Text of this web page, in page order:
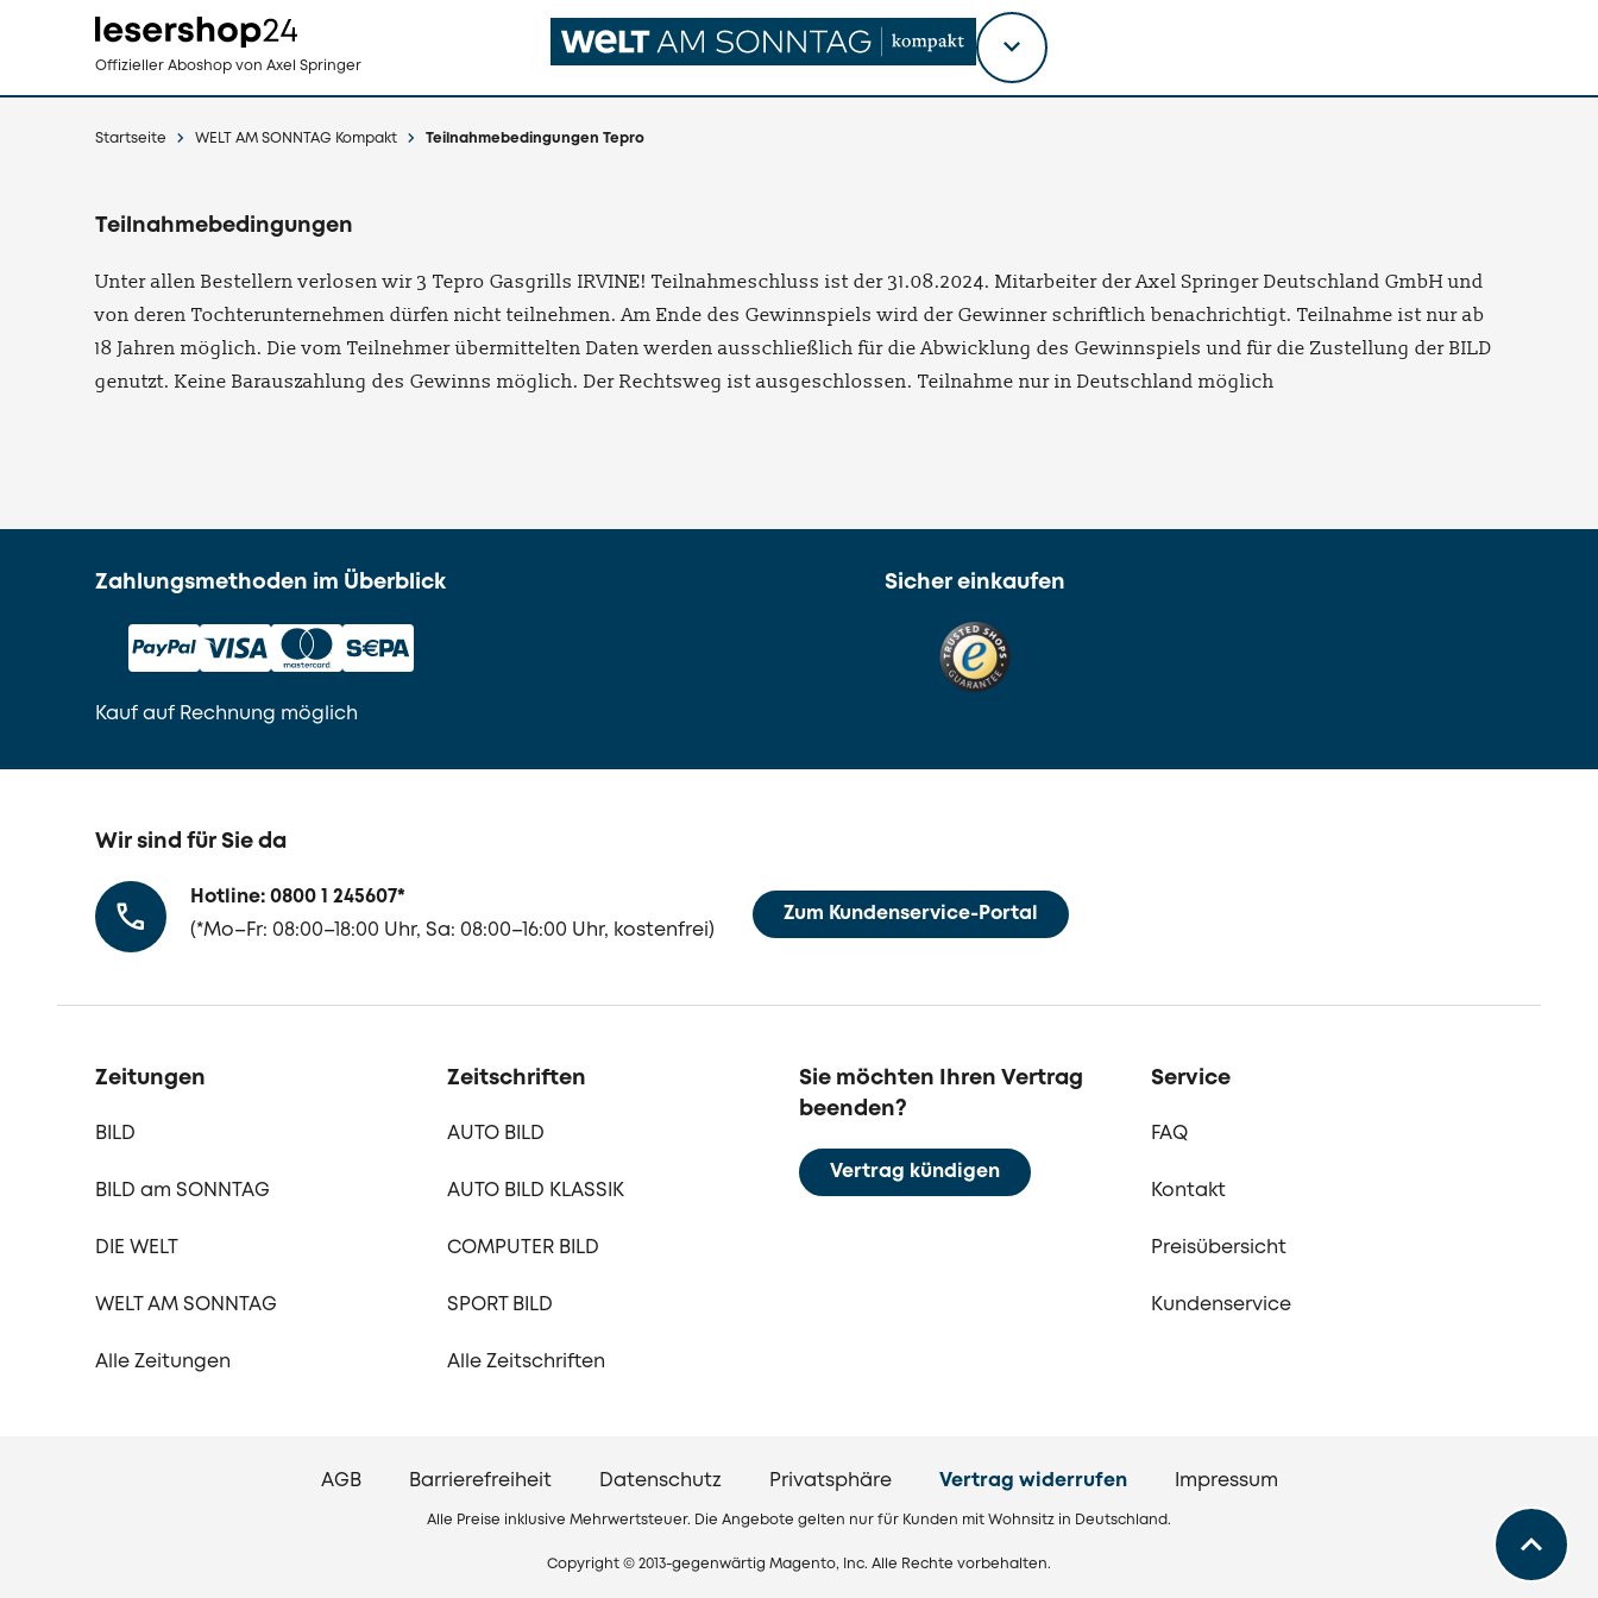
zum
Offizieller Aboshop von Axel Springer
Titel
wählen
Startseite WELT AM SONNTAG Kompakt Teilnahmebedingungen Tepro
Teilnahmebedingungen
Unter allen Bestellern verlosen wir 3 Tepro Gasgrills IRVINE! Teilnahmeschluss ist der 31.08.2024. Mitarbeiter der Axel Springer Deutschland GmbH und
von deren Tochterunternehmen dürfen nicht teilnehmen. Am Ende des Gewinnspiels wird der Gewinner schriftlich benachrichtigt. Teilnahme ist nur ab
18 Jahren möglich. Die vom Teilnehmer übermittelten Daten werden ausschließlich für die Abwicklung des Gewinnspiels und für die Zustellung der BILD
genutzt. Keine Barauszahlung des Gewinns möglich. Der Rechtsweg ist ausgeschlossen. Teilnahme nur in Deutschland möglich
Zahlungsmethoden im Überblick
Kauf auf Rechnung möglich
Sicher einkaufen
Wir sind für Sie da
Hotline: 0800 1 245607*
(*Mo–Fr: 08:00–18:00 Uhr, Sa: 08:00–16:00 Uhr, kostenfrei)
Zum Kundenservice-Portal
Zeitungen
BILD
BILD am SONNTAG
DIE WELT
WELT AM SONNTAG
Alle Zeitungen
Zeitschriften
AUTO BILD
AUTO BILD KLASSIK
COMPUTER BILD
SPORT BILD
Alle Zeitschriften
Sie möchten Ihren Vertrag
beenden?
Vertrag kündigen
Service
FAQ
Kontakt
Preisübersicht
Kundenservice
AGB Barrierefreiheit Datenschutz Privatsphäre Vertrag widerrufen Impressum
Alle Preise inklusive Mehrwertsteuer. Die Angebote gelten nur für Kunden mit Wohnsitz in Deutschland.
Zurück
Copyright © 2013-gegenwärtig Magento, Inc. Alle Rechte vorbehalten.